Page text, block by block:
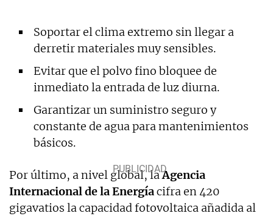
Soportar el clima extremo sin llegar a
derretir materiales muy sensibles.
Evitar que el polvo fino bloquee de
inmediato la entrada de luz diurna.
Garantizar un suministro seguro y
constante de agua para mantenimientos
básicos.
Por último, a nivel global, laAgencia
Internacional de la Energíacifra en 420
gigavatios la capacidad fotovoltaica añadida al